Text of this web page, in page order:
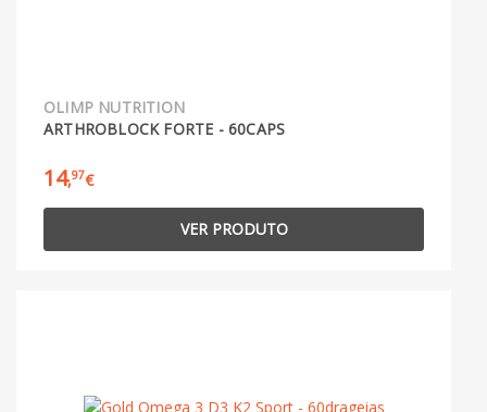
OLIMP NUTRITION
ARTHROBLOCK FORTE - 60CAPS
14,97€
VER PRODUTO